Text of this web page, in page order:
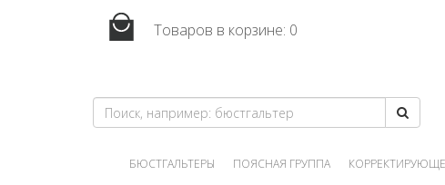
Товаров в корзине: 0
БЮСТГАЛЬТЕРЫ ПОЯСНАЯ ГРУППА